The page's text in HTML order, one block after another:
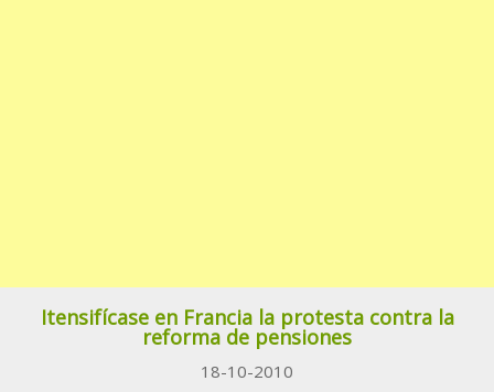
Itensifícase en Francia la protesta contra la
reforma de pensiones
18-10-2010